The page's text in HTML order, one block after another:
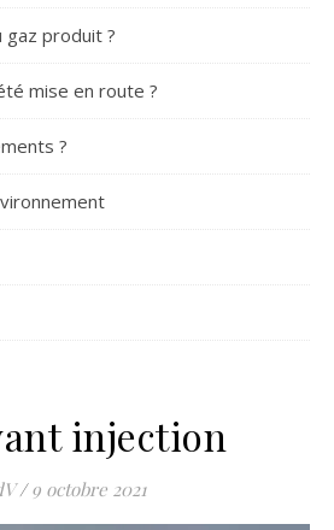
produit ?
mise en route ?
?
injection
/ 9 octobre 2021